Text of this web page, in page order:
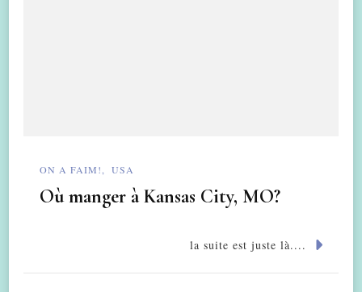
ON A FAIM! USA
Où manger à Kansas City, MO?
la suite est juste là....